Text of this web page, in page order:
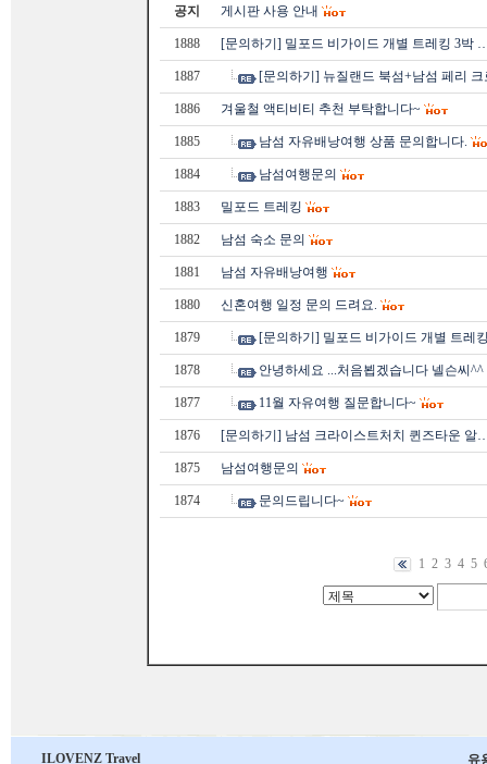
공지 게시판 사용 안내
1888 [문의하기] 밀포드 비가이드 개별 트레킹 3박
1887 [문의하기] 뉴질랜드 북섬+남섬 페리
1886 겨울철 액티비티 추천 부탁합니다~
1885 남섬 자유배낭여행 상품 문의합니다.
1884 남섬여행문의
1883 밀포드 트레킹
1882 남섬 숙소 문의
1881 남섬 자유배낭여행
1880 신혼여행 일정 문의 드려요.
1879 [문의하기] 밀포드 비가이드 개별 트레
1878 안녕하세요 ...처음뵙겠습니다 넬슨씨^^
1877 11월 자유여행 질문합니다~
1876 [문의하기] 남섬 크라이스트처치 퀸즈타운 알
1875 남섬여행문의
1874 문의드립니다~
1 2 3 4 5
유
ILOVENZ Travel